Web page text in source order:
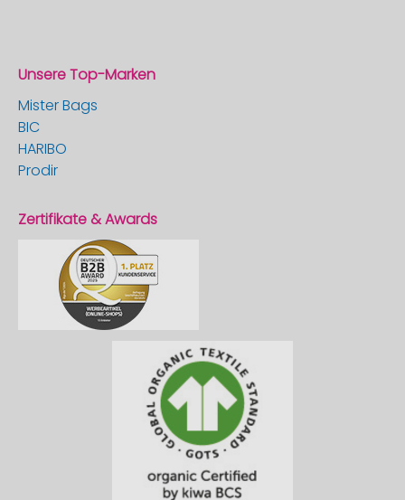
Unsere Top-Marken
Mister Bags
BIC
HARIBO
Prodir
Zertifikate & Awards